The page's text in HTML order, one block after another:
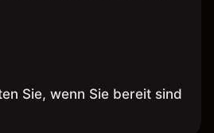
Sie, wenn Sie bereit sind